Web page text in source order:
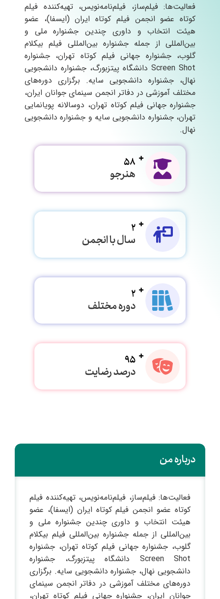
فعالیت‌ها: فیلم‌ساز، فیلم‌نامه‌نویس، تهیه‌کننده فیلم
کوتاه عضو انجمن فیلم کوتاه ایران (ایسفا)، عضو
هیئت انتخاب و داوری چندین جشنواره ملی و
بین‌المللی از جمله جشنواره بین‌المللی فیلم بیکلام
گلوب، جشنواره جهانی فیلم کوتاه تهران، جشنواره
Screen Shot دانشگاه پیتزبورگ، جشنواره دانشجویی
نهال، جشنواره دانشجویی سایه. برگزاری دوره‌های
مختلف آموزشی در دفاتر انجمن سینمای جوانان ایران،
جشنواره جهانی فیلم کوتاه تهران، دوسالانه پویانمایی
تهران، جشنواره دانشجویی سایه و جشنواره دانشجویی
نهال.
58
هنرجو
2
سال با انجمن
2
دوره مختلف
95
درصد رضایت
درباره من
فعالیت‌ها: فیلم‌ساز، فیلم‌نامه‌نویس، تهیه‌کننده فیلم
کوتاه عضو انجمن فیلم کوتاه ایران (ایسفا)، عضو
هیئت انتخاب و داوری چندین جشنواره ملی و
بین‌المللی از جمله جشنواره بین‌المللی فیلم بیکلام
گلوب، جشنواره جهانی فیلم کوتاه تهران، جشنواره
Screen Shot دانشگاه پیتزبورگ، جشنواره
دانشجویی نهال، جشنواره دانشجویی سایه. برگزاری
دوره‌های مختلف آموزشی در دفاتر انجمن سینمای
جوانان ایران، جشنواره جهانی فیلم کوتاه تهران،